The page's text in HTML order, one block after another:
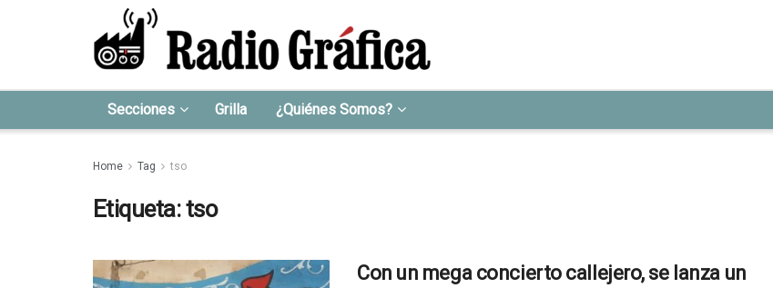
Secciones Grilla ¿Quiénes Somos?
Home Tag tso
Etiqueta:tso
Con un mega concierto callejero, se lanza un